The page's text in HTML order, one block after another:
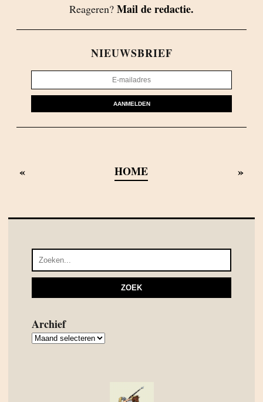
Reageren? Mail de redactie.
NIEUWSBRIEF
AANMELDEN
« HOME »
Archief
Archief